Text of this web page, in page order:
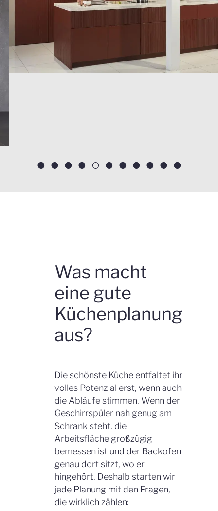
○ ○ ○ ○ ○ ○ ○ ○ ○ ○ ○
Was macht
eine gute
Küchenplanung
aus?
Die schönste Küche entfaltet ihr
volles Potenzial erst, wenn auch
die Abläufe stimmen. Wenn der
Geschirrspüler nah genug am
Schrank steht, die
Arbeitsfläche großzügig
bemessen ist und der Backofen
genau dort sitzt, wo er
hingehört. Deshalb starten wir
jede Planung mit den Fragen,
die wirklich zählen: